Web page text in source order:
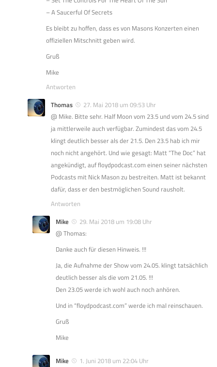
– A Saucerful Of Secrets
Es bleibt zu hoffen, dass es von Masons Konzerten einen
offiziellen Mitschnitt geben wird.
Gruß
Mike
Antworten
Thomas
27. Mai 2018 um 09:53 Uhr
@ Mike. Bitte sehr. Half Moon vom 23.5 und vom 24.5 sind
ja mittlerweile auch verfügbar. Zumindest das vom 24.5
klingt deutlich besser als der 21.5. Den 23.5 hab ich mir
noch nicht angehört. Und wie gesagt: Matt “The Doc” hat
angekündigt, auf floydpodcast.com einen seiner nächsten
Podcasts mit Nick Mason zu bestreiten. Matt ist bekannt
dafür, dass er den bestmöglichen Sound rausholt.
Antworten
Mike
29. Mai 2018 um 19:08 Uhr
@ Thomas:
Danke auch für diesen Hinweis. !!!
Ja, die Aufnahme der Show vom 24.05. klingt tatsächlich
deutlich besser als die vom 21.05. !!!
Den 23.05 werde ich wohl auch noch anhören.
Und in “floydpodcast.com” werde ich mal reinschauen.
Gruß
Mike
Mike
1. Juni 2018 um 22:04 Uhr